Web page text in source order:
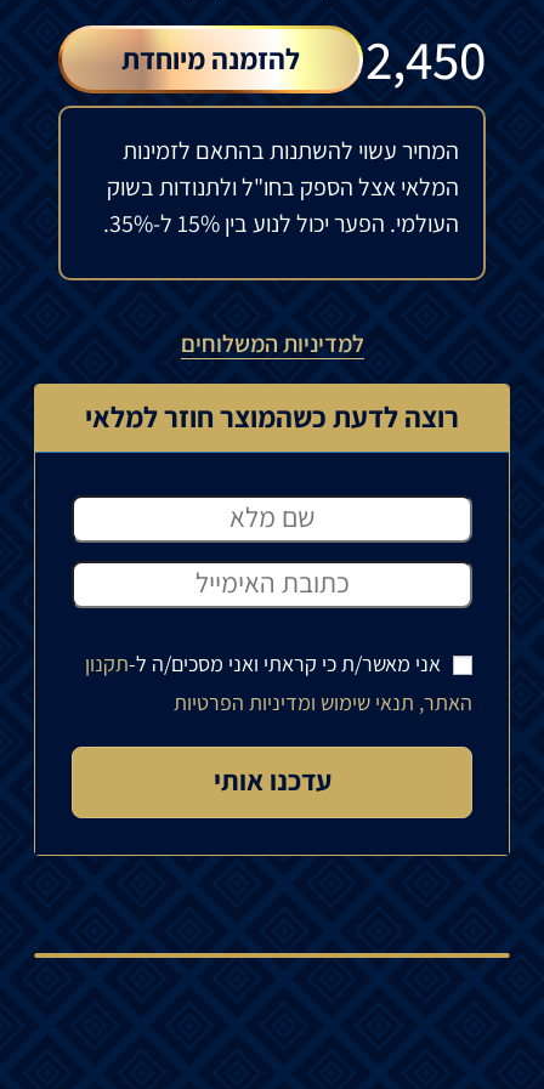
2,450
₪ להזמנה מיוחדת
המחיר עשוי להשתנות בהתאם לזמינות
המלאי אצל הספק בחו"ל ולתנודות בשוק
העולמי. הפער יכול לנוע בין 15% ל-35%.
למדיניות המשלוחים
רוצה לדעת כשהמוצר חוזר למלאי
אני מאשר/ת כי קראתי ואני מסכים/ה ל-תקנון
האתר, תנאי שימוש ומדיניות הפרטיות